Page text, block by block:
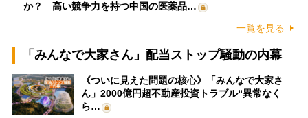
か？ 高い競争力を持つ中国の医薬品…
一覧を見る
「みんなで大家さん」配当ストップ騒動の内幕
《ついに見えた問題の核心》「みんなで大家さ
ん」2000億円超不動産投資トラブル“異常なく
ら…